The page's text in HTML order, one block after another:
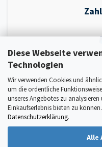
Diese Webseite
Technologien
Wir verwenden Cookies und
um die ordentliche
unseres Angebotes zu
Einkaufserlebnis bieten zu
Datenschutzerklärung.
Alle